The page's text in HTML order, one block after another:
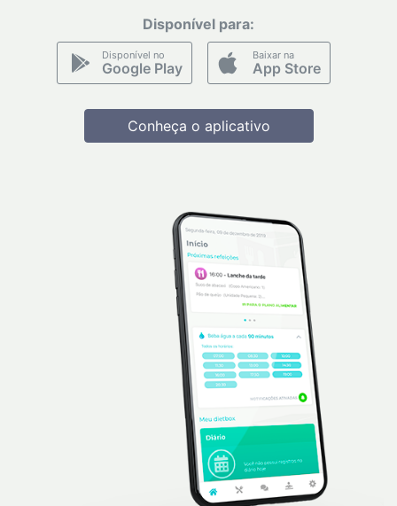
Disponível para:
Disponível no
Google Play
Baixar na
App Store
Conheça o aplicativo